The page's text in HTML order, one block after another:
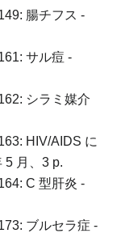
腸チフス -
サル痘 -
シラミ媒介
HIV/AIDS に
5 月、3 p.
C 型肝炎 -
ブルセラ症 -